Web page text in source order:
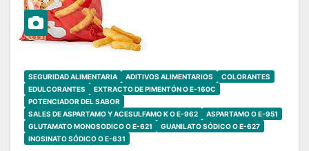
SEGURIDAD ALIMENTARIA ADITIVOS ALIMENTARIOS
COLORANTES
EDULCORANTES
EXTRACTO DE PIMENTÓN O E-160C
POTENCIADOR DEL SABOR
SALES DE ASPARTAMO Y ACESULFAMO K O E-962
ASPARTAMO O E-951
GLUTAMATO MONOSODICO O E-621
GUANILATO SÓDICO O E-627
INOSINATO SÓDICO O E-631